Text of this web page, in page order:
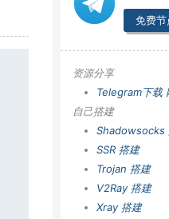
免费
资源分享
Telegram下载
自己搭建
Shadowsocks
SSR 搭建
Trojan 搭建
V2Ray 搭建
Xray 搭建